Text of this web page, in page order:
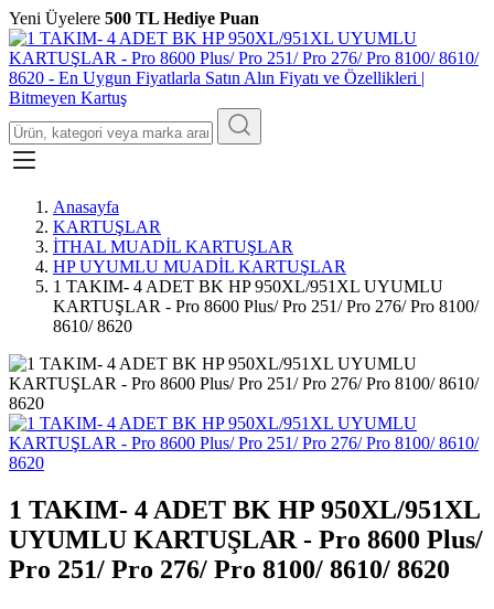
Yeni Üyelere 500 TL Hediye Puan
Anasayfa
KARTUŞLAR
İTHAL MUADİL KARTUŞLAR
HP UYUMLU MUADİL KARTUŞLAR
1 TAKIM- 4 ADET BK HP 950XL/951XL UYUMLU
KARTUŞLAR - Pro 8600 Plus/ Pro 251/ Pro 276/ Pro 8100/
8610/ 8620
1 TAKIM- 4 ADET BK HP 950XL/951XL
UYUMLU KARTUŞLAR - Pro 8600 Plus/
Pro 251/ Pro 276/ Pro 8100/ 8610/ 8620